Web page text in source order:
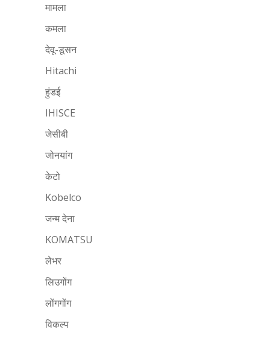
मामला
कमला
देवू-डूसन
Hitachi
हुंडई
IHISCE
जेसीबी
जोनयांग
केटो
Kobelco
जन्म देना
KOMATSU
लेभर
लिउगोंग
लोंगगोंग
विकल्प